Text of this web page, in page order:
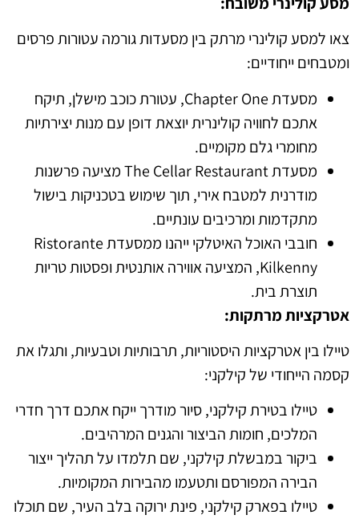
צאו למסע קולינרי מרתק בין מסעדות גורמה עטורות פרסים
ומטבחים ייחודיים:
מסעדת Chapter One, עטורת כוכב מישלן, תיקח
אתכם לחוויה קולינרית יוצאת דופן עם מנות יצירתיות
מחומרי גלם מקומיים.
מסעדת The Cellar Restaurant מציעה פרשנות
מודרנית למטבח אירי, תוך שימוש בטכניקות בישול
מתקדמות ומרכיבים עונתיים.
חובבי האוכל האיטלקי ייהנו ממסעדת Ristorante
Kilkenny, המציעה אווירה אותנטית ופסטות טריות
תוצרת בית.
אטרקציות מרתקות:
טיילו בין אטרקציות היסטוריות, תרבותיות וטבעיות, ותגלו את
קסמה הייחודי של קילקני:
טיילו בטירת קילקני, סיור מודרך ייקח אתכם דרך חדרי
המלכים, חומות הביצור והגנים המרהיבים.
ביקור במבשלת קילקני, שם תלמדו על תהליך ייצור
הבירה המפורסם ותטעמו מהבירות המקומיות.
טיילו בפארק קילקני, פינת ירוקה בלב העיר, שם תוכלו